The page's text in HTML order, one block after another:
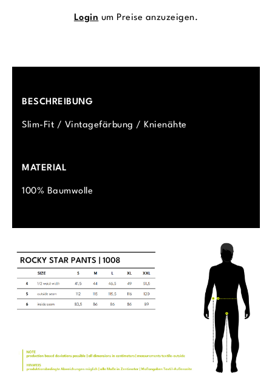
Login um Preise anzuzeigen.
BESCHREIBUNG
Slim-Fit / Vintagefärbung / Knienähte
MATERIAL
100% Baumwolle